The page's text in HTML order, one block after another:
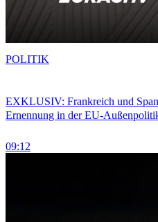
EXKLUSIV: Frankreich und
Ernennung in der EU-
09:12
POLITIK